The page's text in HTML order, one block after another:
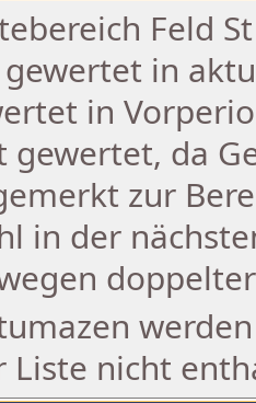
Feld
in
in
gewertet, da
zur
in der
Liste nicht